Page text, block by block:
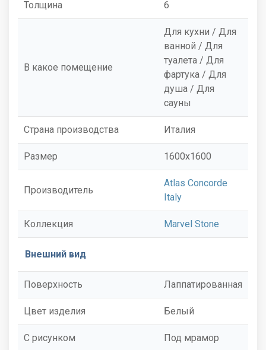
Толщина 6
В какое помещение
Для кухни / Для
ванной / Для
туалета / Для
фартука / Для
душа / Для
сауны
Страна производства Италия
Размер 1600x1600
Производитель
Atlas Concorde
Italy
Коллекция Marvel Stone
Внешний вид
Поверхность Лаппатированная
Цвет изделия Белый
С рисунком Под мрамор